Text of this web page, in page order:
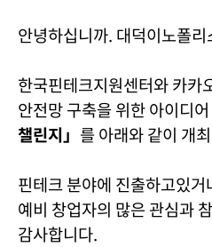
안녕하십니까. 대덕이노폴
한국핀테크지원센터와 카카
안전망 구축을 위한 아이디
챌린지」 를 아래와 같이 개
핀테크 분야에 진출하고있
예비 창업자의 많은 관심과
감사합니다.